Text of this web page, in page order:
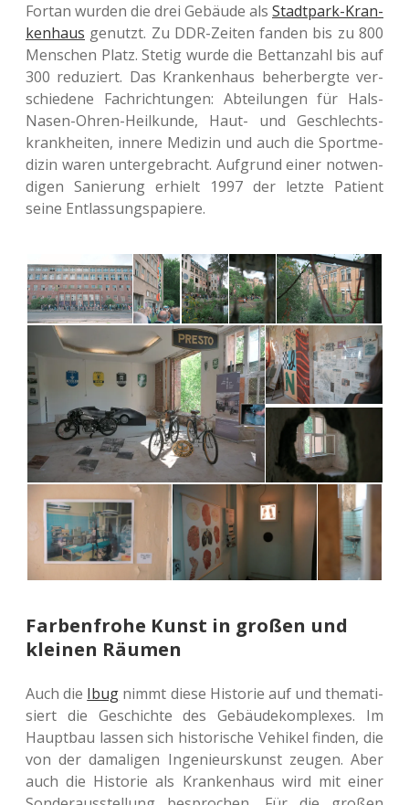
Fortan wurden die drei Gebäu­de als Stadt­park-Kran­
ken­haus genutzt. Zu DDR-Zeiten fanden bis zu 800
Men­schen Platz. Stetig wurde die Bet­tan­zahl bis auf
300 redu­ziert. Das Kran­ken­haus beher­berg­te ver­
schie­de­ne Fach­rich­tun­gen: Abtei­lun­gen für Hals-
Nasen-Ohren-Heil­kun­de, Haut- und Geschlechts­
krank­hei­ten, innere Medi­zin und auch die Sport­me­
di­zin waren unter­ge­bracht. Auf­grund einer not­wen­
di­gen Sanie­rung erhielt 1997 der letzte Pati­ent
seine Entlassungspapiere.
Farbenfrohe Kunst in großen und
kleinen Räumen
Auch die Ibug nimmt diese His­to­rie auf und the­ma­ti­
siert die Geschich­te des Gebäu­de­kom­ple­xes. Im
Haupt­bau lassen sich his­to­ri­sche Vehi­kel finden, die
von der dama­li­gen Inge­nieurs­kunst zeugen. Aber
auch die His­to­rie als Kran­ken­haus wird mit einer